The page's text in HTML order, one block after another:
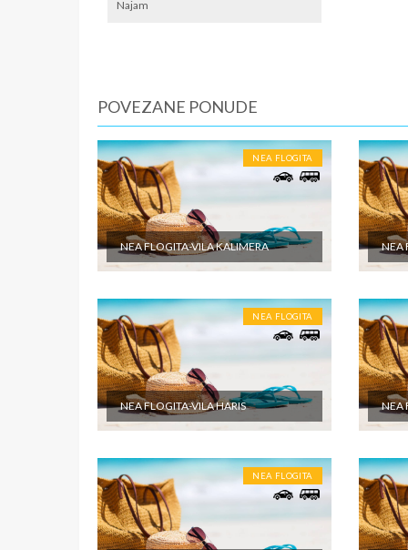
Najam
Fisrt
U
Cena
objektu
U
Cena
je po
ostale
objektu.
POVEZANE PONUDE
NEA FLOGITA
NEA FLOGITA-VILA KALIMERA NEA
NEA FLOGITA
NEA FLOGITA-VILA HARIS NEA
NEA FLOGITA